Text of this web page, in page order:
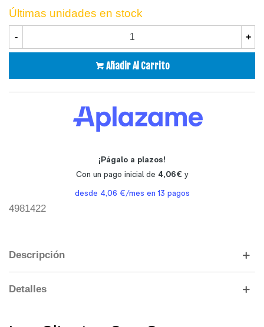
Últimas unidades en stock
- +
Añadir Al Carrito
4981422
Descripción
Detalles